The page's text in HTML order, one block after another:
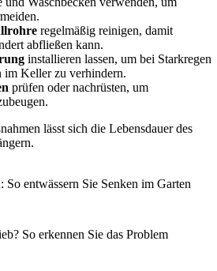
regelmäßig reinigen, damit
abfließen kann.
installieren lassen, um bei Starkregen
im Keller zu verhindern.
prüfen oder nachrüsten, um
lässt sich die Lebensdauer des
So entwässern Sie Senken im Garten
So erkennen Sie das Problem